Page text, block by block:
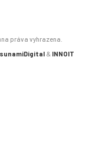
práva vyhrazena.
& INNOIT